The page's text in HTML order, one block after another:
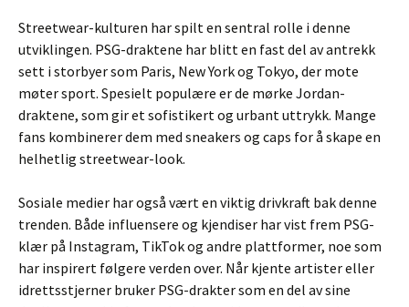
Streetwear-kulturen har spilt en sentral rolle i denne
utviklingen. PSG-draktene har blitt en fast del av antrekk
sett i storbyer som Paris, New York og Tokyo, der mote
møter sport. Spesielt populære er de mørke Jordan-
draktene, som gir et sofistikert og urbant uttrykk. Mange
fans kombinerer dem med sneakers og caps for å skape en
helhetlig streetwear-look.
Sosiale medier har også vært en viktig drivkraft bak denne
trenden. Både influensere og kjendiser har vist frem PSG-
klær på Instagram, TikTok og andre plattformer, noe som
har inspirert følgere verden over. Når kjente artister eller
idrettsstjerner bruker PSG-drakter som en del av sine